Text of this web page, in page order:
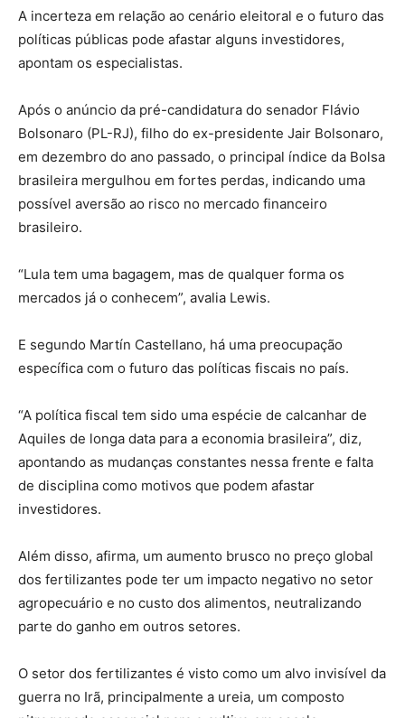
A incerteza em relação ao cenário eleitoral e o futuro das
políticas públicas pode afastar alguns investidores,
apontam os especialistas.
Após o anúncio da pré-candidatura do senador Flávio
Bolsonaro (PL-RJ), filho do ex-presidente Jair Bolsonaro,
em dezembro do ano passado, o principal índice da Bolsa
brasileira mergulhou em fortes perdas, indicando uma
possível aversão ao risco no mercado financeiro
brasileiro.
“Lula tem uma bagagem, mas de qualquer forma os
mercados já o conhecem”, avalia Lewis.
E segundo Martín Castellano, há uma preocupação
específica com o futuro das políticas fiscais no país.
“A política fiscal tem sido uma espécie de calcanhar de
Aquiles de longa data para a economia brasileira”, diz,
apontando as mudanças constantes nessa frente e falta
de disciplina como motivos que podem afastar
investidores.
Além disso, afirma, um aumento brusco no preço global
dos fertilizantes pode ter um impacto negativo no setor
agropecuário e no custo dos alimentos, neutralizando
parte do ganho em outros setores.
O setor dos fertilizantes é visto como um alvo invisível da
guerra no Irã, principalmente a ureia, um composto